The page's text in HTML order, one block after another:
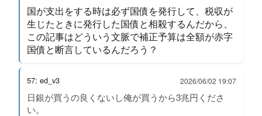
国が支出をする時は必ず国債を発行して、税収が
生じたときに発行した国債と相殺するんだから、
この記事はどういう文脈で補正予算は全額が赤字
国債と断言しているんだろう？
57: ed_v3 2026/06/02 19:07
日銀が買うの良くないし俺が買うから3兆円くださ
い。